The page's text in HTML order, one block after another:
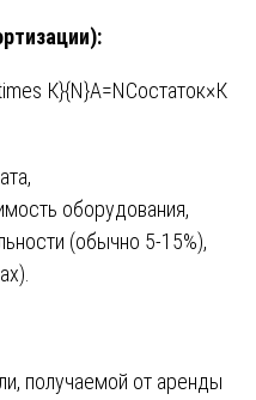
К}{N}А=NСостаток​×К​
оборудования,
(обычно 5-15%),
получаемой от аренды